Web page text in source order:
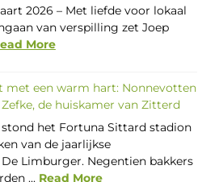
2026 – Met liefde voor lokaal
van verspilling zet Joep
More
met een warm hart: Nonnevotten
de huiskamer van Zitterd
het Fortuna Sittard stadion
van de jaarlijkse
Limburger. Negentien bakkers
... Read More